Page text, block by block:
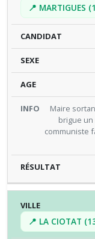
📍 MARTIGUES
Maire
brigue
communiste
📍 LA CIOTAT